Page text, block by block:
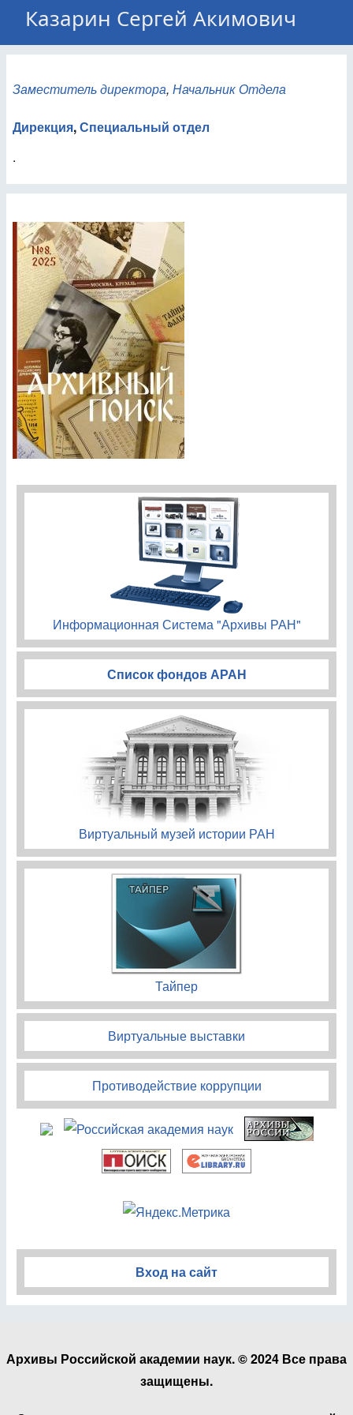
Казарин Сергей Акимович
Заместитель директора, Начальник Отдела
Дирекция,Специальный отдел
.
Информационная Система "Архивы РАН"
Список фондов АРАН
Виртуальный музей истории РАН
Тайпер
Виртуальные выставки
Противодействие коррупции
Вход на сайт
Архивы Российской академии наук. © 2024 Все права
защищены.